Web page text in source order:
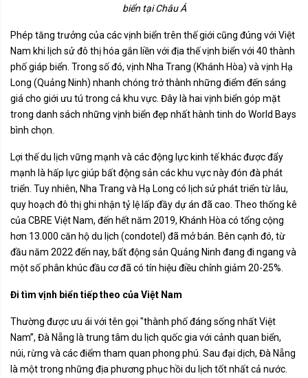
biển tại Châu Á
Phép tăng trưởng của các vịnh biển trên thế giới cũng đúng với Việt
Nam khi lịch sử đô thị hóa gắn liền với địa thế vịnh biển với 40 thành
phố giáp biển. Trong số đó, vịnh Nha Trang (Khánh Hòa) và vịnh Hạ
Long (Quảng Ninh) nhanh chóng trở thành những điểm đến sáng
giá cho giới ưu tú trong cả khu vực. Đây là hai vịnh biển góp mặt
trong danh sách những vịnh biển đẹp nhất hành tinh do World Bays
bình chọn.
Lợi thế du lịch vững mạnh và các động lực kinh tế khác được đẩy
mạnh là hấp lực giúp bất động sản các khu vực này đón đà phát
triển. Tuy nhiên, Nha Trang và Hạ Long có lịch sử phát triển từ lâu,
quy hoạch đô thị ghi nhận tỷ lệ lấp đầy dự án đã cao. Theo thống kê
của CBRE Việt Nam, đến hết năm 2019, Khánh Hòa có tổng cộng
hơn 13.000 căn hộ du lịch (condotel) đã mở bán. Bên cạnh đó, từ
đầu năm 2022 đến nay, bất động sản Quảng Ninh đang đi ngang và
một số phân khúc đầu cơ đã có tín hiệu điều chỉnh giảm 20-25%.
Đi tìm vịnh biển tiếp theo của Việt Nam
Thường được ưu ái với tên gọi "thành phố đáng sống nhất Việt
Nam”, Đà Nẵng là trung tâm du lịch quốc gia với cảnh quan biển,
núi, rừng và các điểm tham quan phong phú. Sau đại dịch, Đà Nẵng
là một trong những địa phương phục hồi du lịch tốt nhất cả nước.